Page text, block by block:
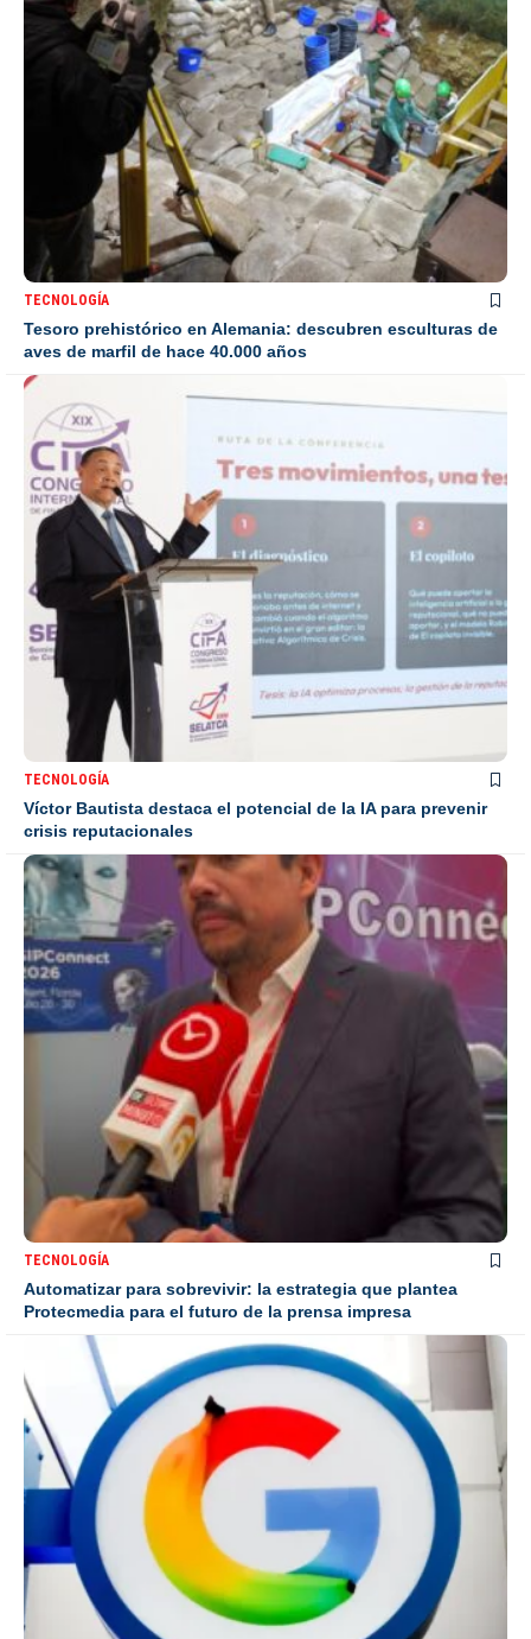
TECNOLOGÍA
Tesoro prehistórico en Alemania: descubren esculturas de
aves de marfil de hace 40.000 años
TECNOLOGÍA
Víctor Bautista destaca el potencial de la IA para prevenir
crisis reputacionales
TECNOLOGÍA
Automatizar para sobrevivir: la estrategia que plantea
Protecmedia para el futuro de la prensa impresa